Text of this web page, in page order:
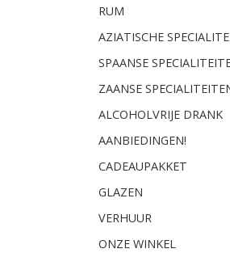
RUM
AZIATISCHE
SPAANSE
ZAANSE
ALCOHOLVRIJE DRANK
AANBIEDINGEN!
CADEAUPAKKET
GLAZEN
VERHUUR
ONZE WINKEL